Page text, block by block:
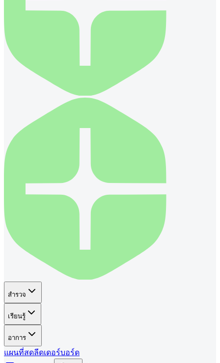
สำรวจ
เรียนรู้
อาการ
แผนที่สดลีดเดอร์บอร์ด